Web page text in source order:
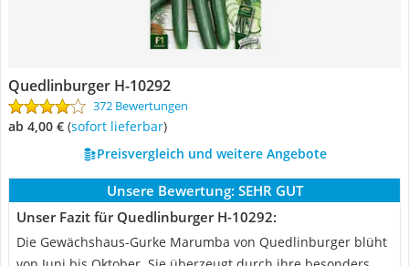
Quedlinburger H-10292
372 Bewertungen
ab 4,00 € ( Sofort lieferbar)
Preisvergleich und weitere Angebote
Unsere Bewertung: SEHR GUT
Unser Fazit für Quedlinburger H-10292:
Die Gewächshaus-Gurke Marumba von Quedlinburger blüht